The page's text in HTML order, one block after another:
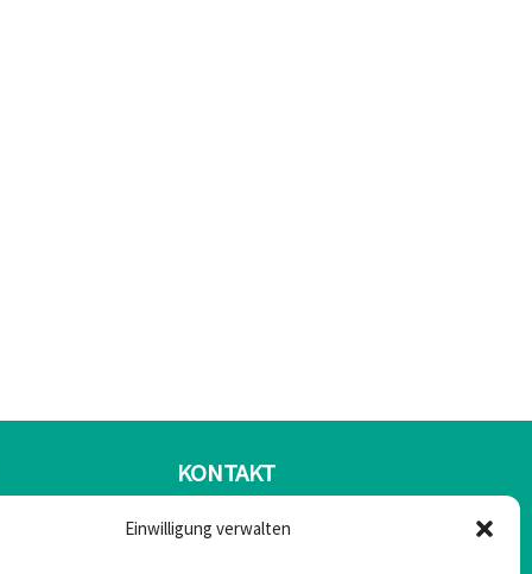
Einwilligung verwalten
KONTAKT
Mail: office@greulonline.at